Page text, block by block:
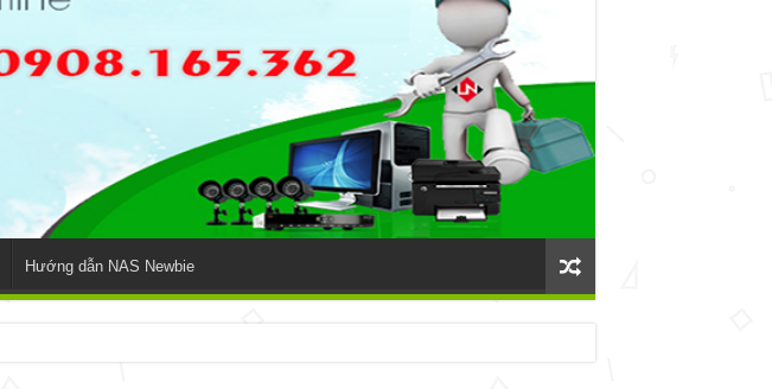
Hướng dẫn NAS Newbie